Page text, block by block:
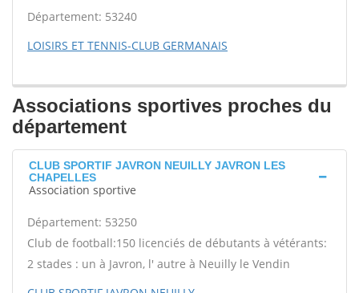
Département: 53240
LOISIRS ET TENNIS-CLUB GERMANAIS
Associations sportives proches du
département
CLUB SPORTIF JAVRON NEUILLY JAVRON LES
CHAPELLES
Association sportive
Département: 53250
Club de football:150 licenciés de débutants à vétérants:
2 stades : un à Javron, l' autre à Neuilly le Vendin